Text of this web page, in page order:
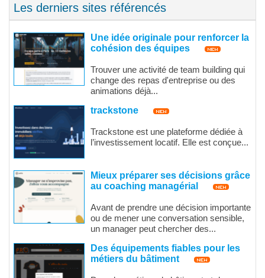
Les derniers sites référencés
Une idée originale pour renforcer la
cohésion des équipes
Trouver une activité de team building qui
change des repas d'entreprise ou des
animations déjà...
trackstone
Trackstone est une plateforme dédiée à
l’investissement locatif. Elle est conçue...
Mieux préparer ses décisions grâce
au coaching managérial
Avant de prendre une décision importante
ou de mener une conversation sensible,
un manager peut chercher des...
Des équipements fiables pour les
métiers du bâtiment